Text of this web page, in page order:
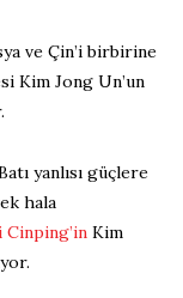
ve Çin’i birbirine
Kim Jong Un’un
yanlısı güçlere
hala
Cinping’in Kim